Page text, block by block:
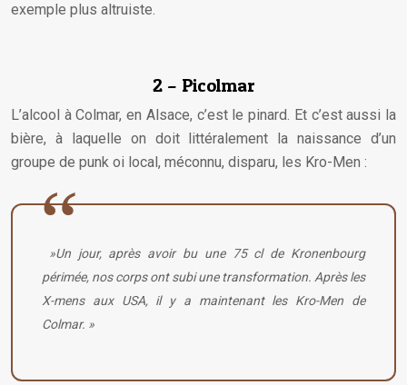
exemple plus altruiste.
2 – Picolmar
L’alcool à Colmar, en Alsace, c’est le pinard. Et c’est aussi la
bière, à laquelle on doit littéralement la naissance d’un
groupe de punk oi local, méconnu, disparu, les Kro-Men :
»Un jour, après avoir bu une 75 cl de Kronenbourg
périmée, nos corps ont subi une transformation. Après les
X-mens aux USA, il y a maintenant les Kro-Men de
Colmar. »